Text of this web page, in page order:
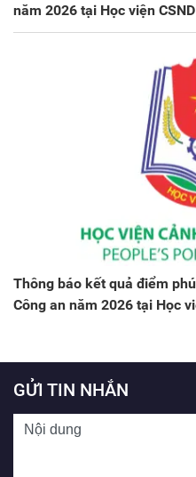
năm 2026 tại Học viện CSND
Thông báo kết quả điểm
Công an năm 2026 tại Học
GỬI TIN NHẮN